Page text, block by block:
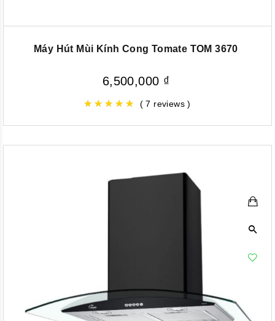
Máy Hút Mùi Kính Cong Tomate TOM 3670
6,500,000 ₫
( 7 reviews )